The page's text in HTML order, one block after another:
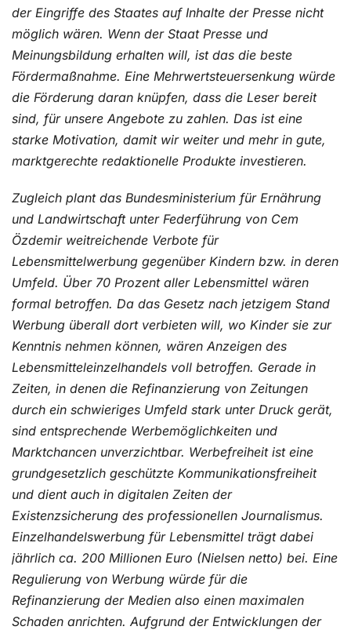
der Eingriffe des Staates auf Inhalte der Presse nicht
möglich wären. Wenn der Staat Presse und
Meinungsbildung erhalten will, ist das die beste
Fördermaßnahme. Eine Mehrwertsteuersenkung würde
die Förderung daran knüpfen, dass die Leser bereit
sind, für unsere Angebote zu zahlen. Das ist eine
starke Motivation, damit wir weiter und mehr in gute,
marktgerechte redaktionelle Produkte investieren.
Zugleich plant das Bundesministerium für Ernährung
und Landwirtschaft unter Federführung von Cem
Özdemir weitreichende Verbote für
Lebensmittelwerbung gegenüber Kindern bzw. in deren
Umfeld. Über 70 Prozent aller Lebensmittel wären
formal betroffen. Da das Gesetz nach jetzigem Stand
Werbung überall dort verbieten will, wo Kinder sie zur
Kenntnis nehmen können, wären Anzeigen des
Lebensmitteleinzelhandels voll betroffen. Gerade in
Zeiten, in denen die Refinanzierung von Zeitungen
durch ein schwieriges Umfeld stark unter Druck gerät,
sind entsprechende Werbemöglichkeiten und
Marktchancen unverzichtbar. Werbefreiheit ist eine
grundgesetzlich geschützte Kommunikationsfreiheit
und dient auch in digitalen Zeiten der
Existenzsicherung des professionellen Journalismus.
Einzelhandelswerbung für Lebensmittel trägt dabei
jährlich ca. 200 Millionen Euro (Nielsen netto) bei. Eine
Regulierung von Werbung würde für die
Refinanzierung der Medien also einen maximalen
Schaden anrichten. Aufgrund der Entwicklungen der